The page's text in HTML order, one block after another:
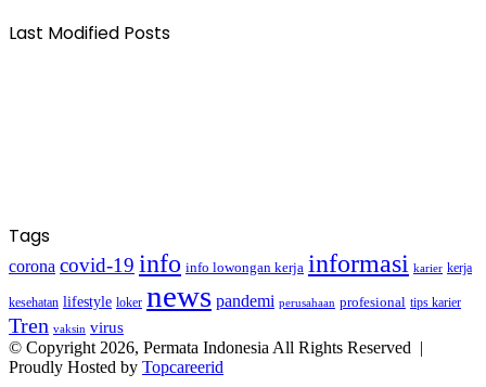
Last Modified Posts
Tags
corona covid-19 info info lowongan kerja informasi karier kerja
kesehatan lifestyle loker news pandemi perusahaan profesional tips karier
Tren vaksin virus
© Copyright 2026, Permata Indonesia All Rights Reserved |
Proudly Hosted by Topcareerid